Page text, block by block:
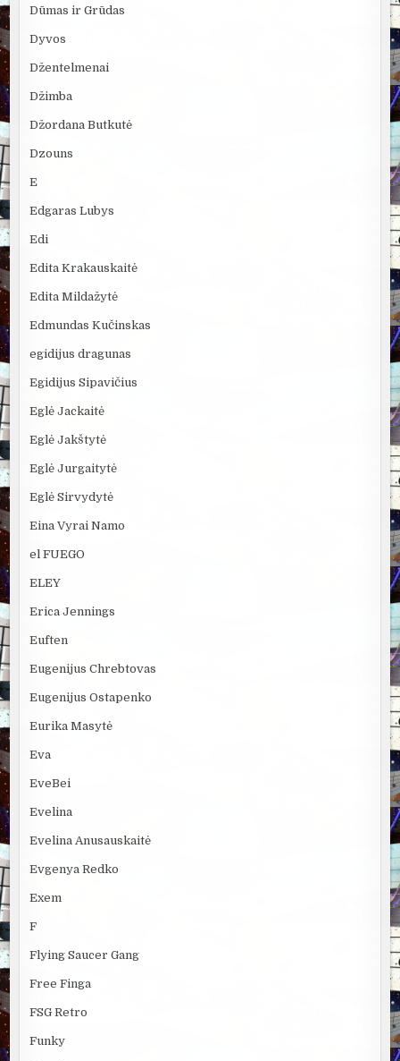
Dūmas ir Grūdas
Dyvos
Džentelmenai
Džimba
Džordana Butkutė
Dzouns
E
Edgaras Lubys
Edi
Edita Krakauskaitė
Edita Mildažytė
Edmundas Kučinskas
egidijus dragunas
Egidijus Sipavičius
Eglė Jackaitė
Eglė Jakštytė
Eglė Jurgaitytė
Eglė Sirvydytė
Eina Vyrai Namo
el FUEGO
ELEY
Erica Jennings
Euften
Eugenijus Chrebtovas
Eugenijus Ostapenko
Eurika Masytė
Eva
EveBei
Evelina
Evelina Anusauskaitė
Evgenya Redko
Exem
F
Flying Saucer Gang
Free Finga
FSG Retro
Funky